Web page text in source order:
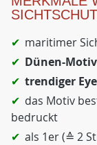
maritimer
Dünen-
trendiger
das Motiv
bedruckt
als 1er (≙ 2